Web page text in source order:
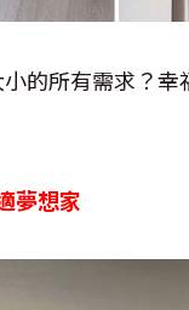
的所有需求？幸
夢想家